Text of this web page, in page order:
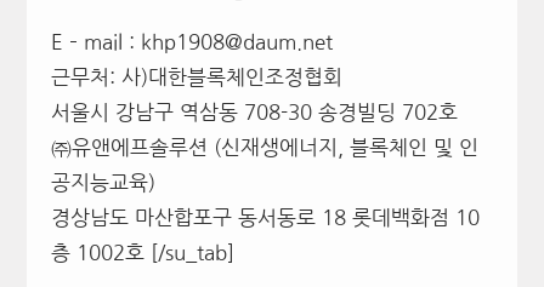
E – mail : khp1908@daum.net
근무처: 사)대한블록체인조정협회
서울시 강남구 역삼동 708-30 송경빌딩 702호
㈜유앤에프솔루션 (신재생에너지, 블록체인 및 인
공지능교육)
경상남도 마산합포구 동서동로 18 롯데백화점 10
층 1002호 [/su_tab]